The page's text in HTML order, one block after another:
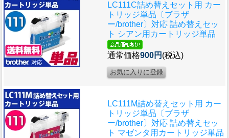
LC111C詰め替えセット用 カー
トリッジ単品〔ブラザ
ー/brother〕対応 詰め替えセッ
ト シアン用カートリッジ単品
通常価格900円 (税込)
LC111M詰め替えセット用 カー
トリッジ単品〔ブラザ
ー/brother〕対応 詰め替えセッ
ト マゼンタ用カートリッジ単品